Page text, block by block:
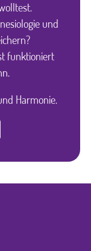
und
funktioniert
Harmonie.